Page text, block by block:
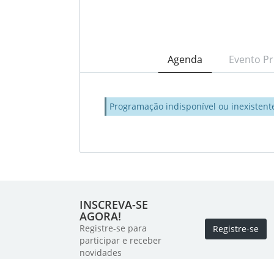
Agenda Evento
Programação indisponível ou
INSCREVA-SE
AGORA!
Registre-se para
participar e receber
novidades
Registre-se